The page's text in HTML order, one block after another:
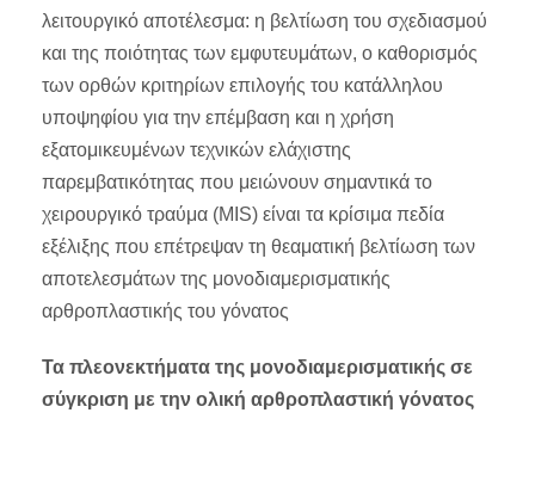
λειτουργικό αποτέλεσμα: η βελτίωση του σχεδιασμού
και της ποιότητας των εμφυτευμάτων, ο καθορισμός
των ορθών κριτηρίων επιλογής του κατάλληλου
υποψηφίου για την επέμβαση και η χρήση
εξατομικευμένων τεχνικών ελάχιστης
παρεμβατικότητας που μειώνουν σημαντικά το
χειρουργικό τραύμα (MIS) είναι τα κρίσιμα πεδία
εξέλιξης που επέτρεψαν τη θεαματική βελτίωση των
αποτελεσμάτων της μονοδιαμερισματικής
αρθροπλαστικής του γόνατος
Τα πλεονεκτήματα της μονοδιαμερισματικής σε
σύγκριση με την ολική αρθροπλαστική γόνατος